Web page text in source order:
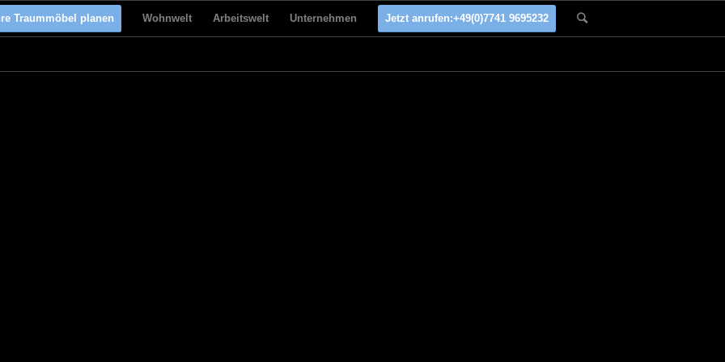
Traummöbel planen Wohnwelt Arbeitswelt Unternehmen Jetzt anrufen:+49(0)7741 9695232